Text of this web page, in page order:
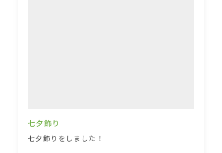
七夕飾り
七夕飾りをしました！